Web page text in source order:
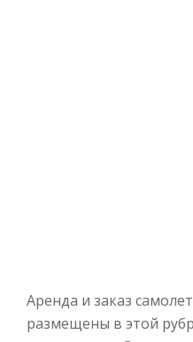
Аренда и заказ
размещены в этой